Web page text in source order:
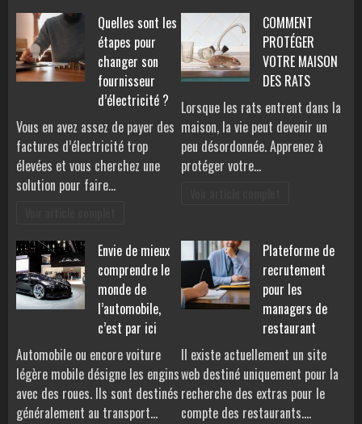
Quelles sont les
étapes pour
changer son
fournisseur
d’électricité ?
Vous en avez assez de payer des
factures d’électricité trop
élevées et vous cherchez une
solution pour faire…
COMMENT
PROTÉGER
VOTRE MAISON
DES RATS
Lorsque les rats entrent dans la
maison, la vie peut devenir un
peu désordonnée. Apprenez à
protéger votre…
Envie de mieux
comprendre le
monde de
l’automobile,
c’est par ici
Automobile ou encore voiture
légère mobile désigne les engins
avec des roues. Ils sont destinés
généralement au transport…
Plateforme de
recrutement
pour les
managers de
restaurant
Il existe actuellement un site
web destiné uniquement pour la
recherche des extras pour le
compte des restaurants.…